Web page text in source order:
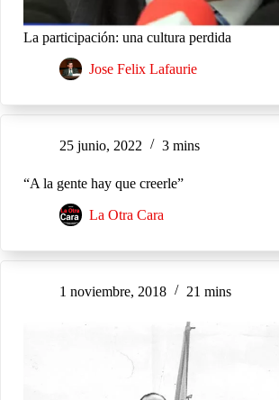
La participación: una cultura perdida
Jose Felix Lafaurie
25 junio, 2022 3 mins
“A la gente hay que creerle”
La Otra Cara
1 noviembre, 2018 21 mins